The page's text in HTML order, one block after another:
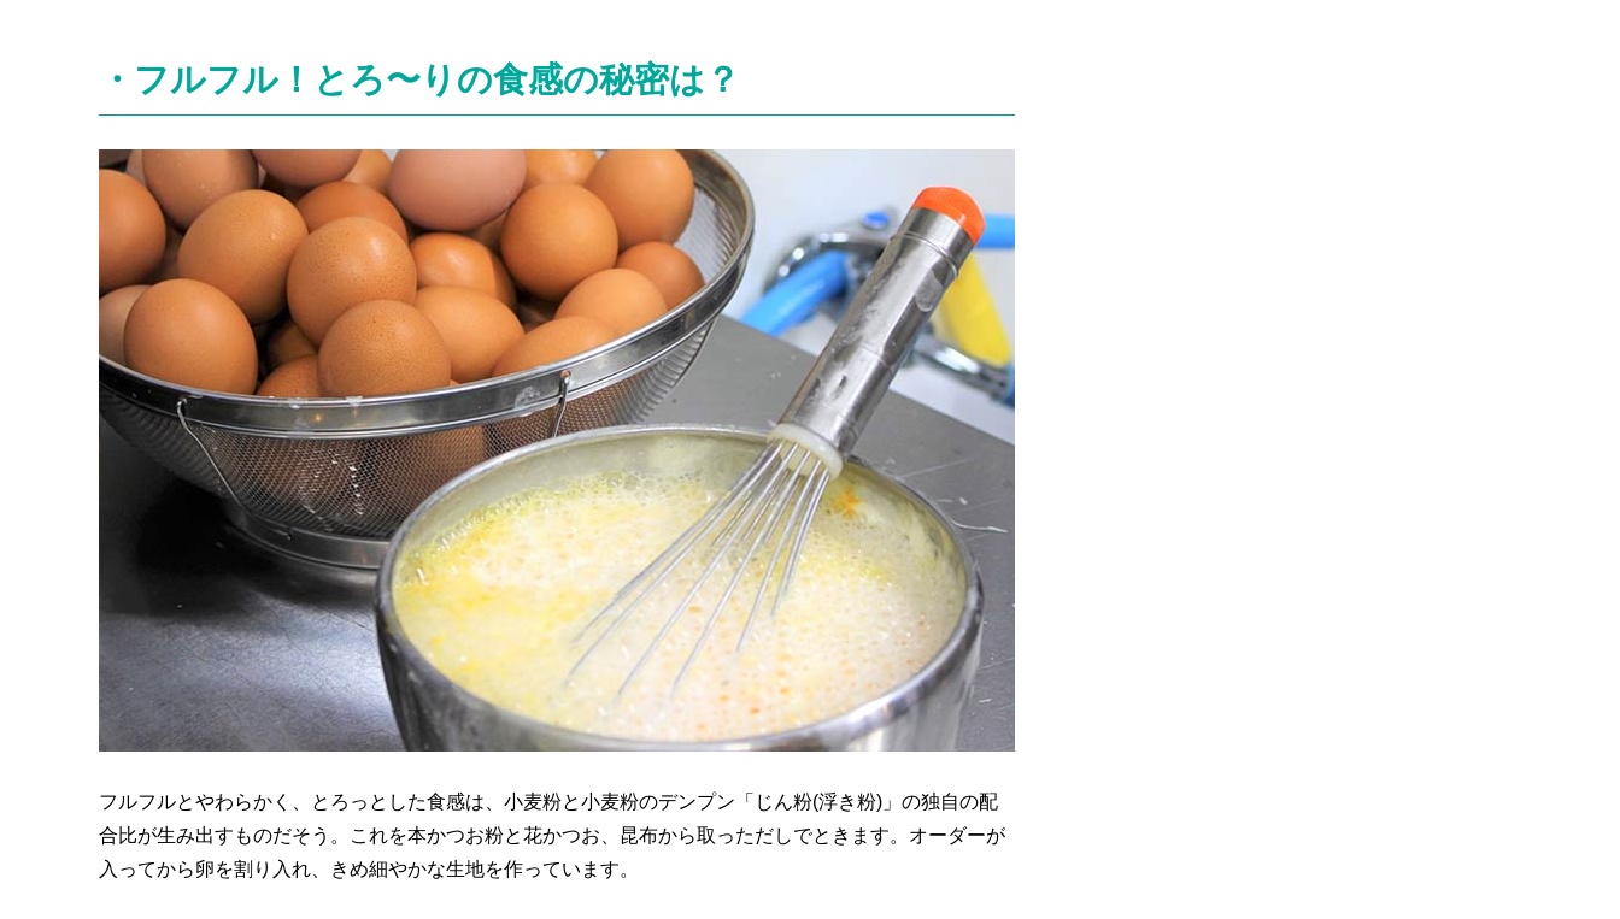
・フルフル！とろ〜りの食感の秘密は？
フルフルとやわらかく、とろっとした食感は、小麦粉と小麦粉のデンプン「じん粉(浮き粉)」の独自の配
合比が生み出すものだそう。これを本かつお粉と花かつお、昆布から取っただしでときます。オーダーが
入ってから卵を割り入れ、きめ細やかな生地を作っています。